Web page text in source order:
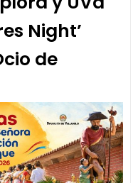
Night’
de